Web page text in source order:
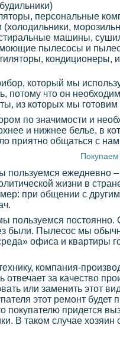
персональные
(холодильники,
машины,
пылесосы и
кондиционеры,
который мы
потому что он
из которых мы
по значимости и
и нижнее белье, в
приятно общаться с
ежедневно –
жизни в
при общении с
пользуемся
Пылесос мы
офиса и квартиры
компания-
отвечает за качество
или заменить этот
этот ремонт
покупателю придется
В таком случае